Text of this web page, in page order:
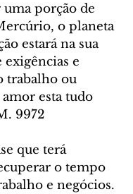
porção de
o planeta
estará na sua
exigências e
trabalho ou
esta tudo
9972
que terá
o tempo
e negócios.